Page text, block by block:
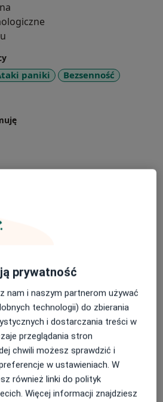
paniki
Bezsenność
lokalizacje (1)
akceptowana
czas przed wizytą.
prywatność
nam i naszym partnerom używać
technologii) do zbierania
i dostarczania treści w
przeglądania stron
chwili możesz sprawdzić i
w ustawieniach. W
również linki do polityk
Więcej informacji znajdziesz